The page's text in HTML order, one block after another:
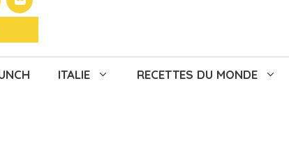
ITALIE RECETTES DU MONDE